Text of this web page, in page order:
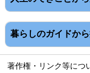
暮らしのガイドか
著作権・リンク等につ